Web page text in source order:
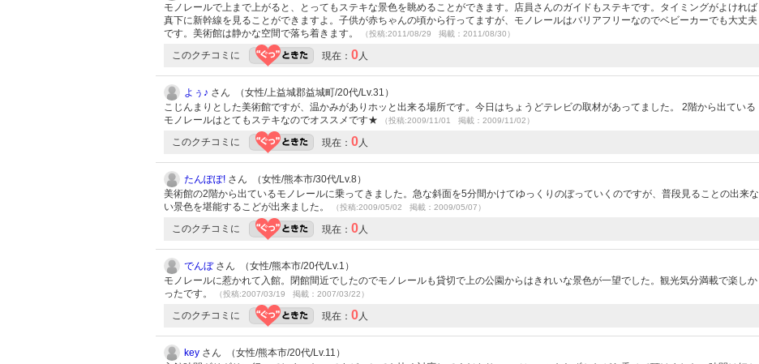
モノレールで上まで上がると、とってもステキな景色を眺めることができます。店員さんのガイドもステキです。タイミングがよければ
真下に新幹線を見ることができますよ。子供が赤ちゃんの頃から行ってますが、モノレールはバリアフリーなのでベビーカーでも大丈夫
です。美術館は静かな空間で落ち着きます。
（投稿:2011/08/29 掲載：2011/08/30）
このクチコミに 現在： 0 人
よぅ♪ さん （女性/上益城郡益城町/20代/Lv.31）
こじんまりとした美術館ですが、温かみがありホッと出来る場所です。今日はちょうどテレビの取材があってました。 2階から出ている
モノレールはとてもステキなのでオススメです★
（投稿:2009/11/01 掲載：2009/11/02）
このクチコミに 現在： 0 人
たんぽぽ! さん （女性/熊本市/30代/Lv.8）
美術館の2階から出ているモノレールに乗ってきました。急な斜面を5分間かけてゆっくりのぼっていくのですが、普段見ることの出来な
い景色を堪能するこどが出来ました。
（投稿:2009/05/02 掲載：2009/05/07）
このクチコミに 現在： 0 人
でんぼさん （女性/熊本市/20代/Lv.1）
モノレールに惹かれて入館。閉館間近でしたのでモノレールも貸切で上の公園からはきれいな景色が一望でした。観光気分満載で楽しか
ったです。
（投稿:2007/03/19 掲載：2007/03/22）
このクチコミに 現在： 0 人
key さん （女性/熊本市/20代/Lv.11）